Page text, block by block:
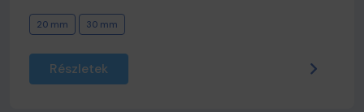
20 mm 30 mm
Részletek